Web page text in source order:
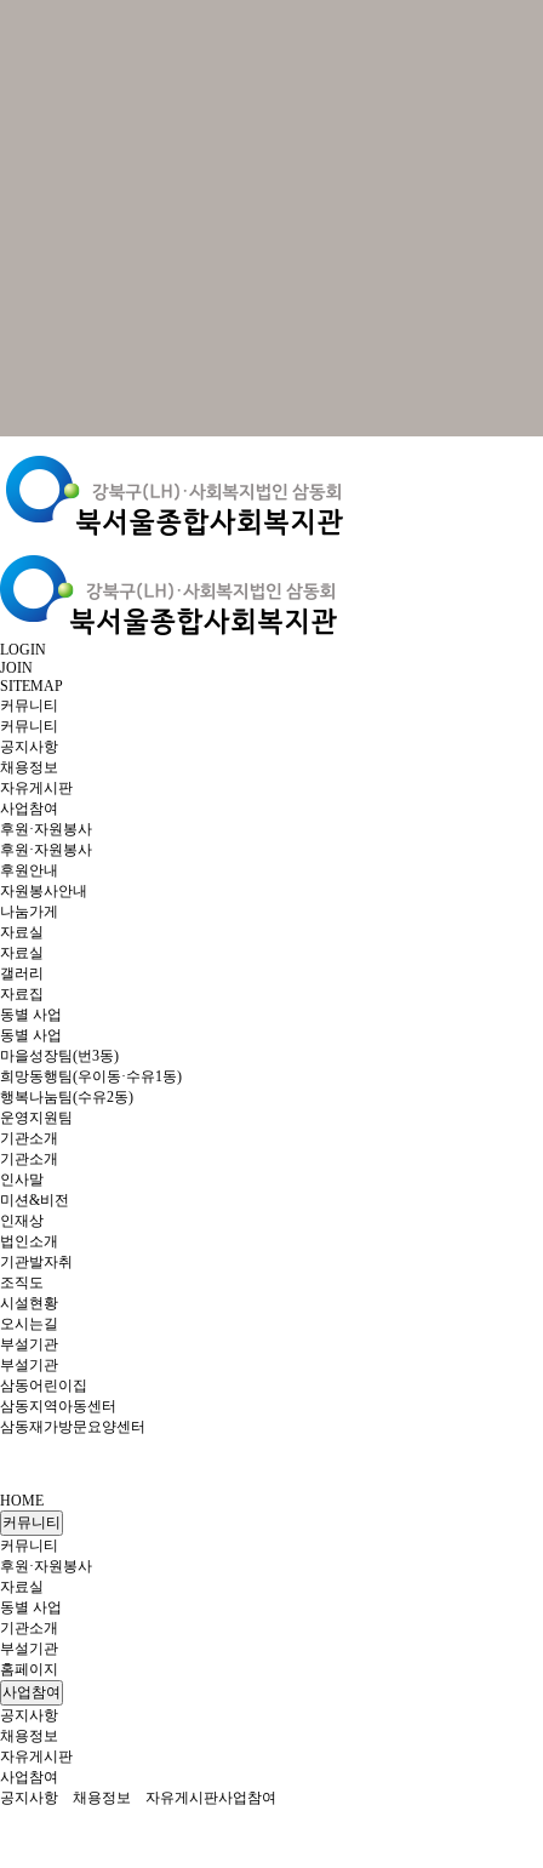
LOGIN
JOIN
SITEMAP
커뮤니티
커뮤니티
공지사항
채용정보
자유게시판
사업참여
후원·자원봉사
후원·자원봉사
후원안내
자원봉사안내
나눔가게
자료실
자료실
갤러리
자료집
동별 사업
동별 사업
마을성장팀(번3동)
희망동행팀(우이동·수유1동)
행복나눔팀(수유2동)
운영지원팀
기관소개
기관소개
인사말
미션&비전
인재상
법인소개
기관발자취
조직도
시설현황
오시는길
부설기관
부설기관
삼동어린이집
삼동지역아동센터
삼동재가방문요양센터
HOME
커뮤니티
커뮤니티
후원·자원봉사
자료실
동별 사업
기관소개
부설기관
홈페이지
사업참여
공지사항
채용정보
자유게시판
사업참여
공지사항
채용정보 자유게시판사업참여